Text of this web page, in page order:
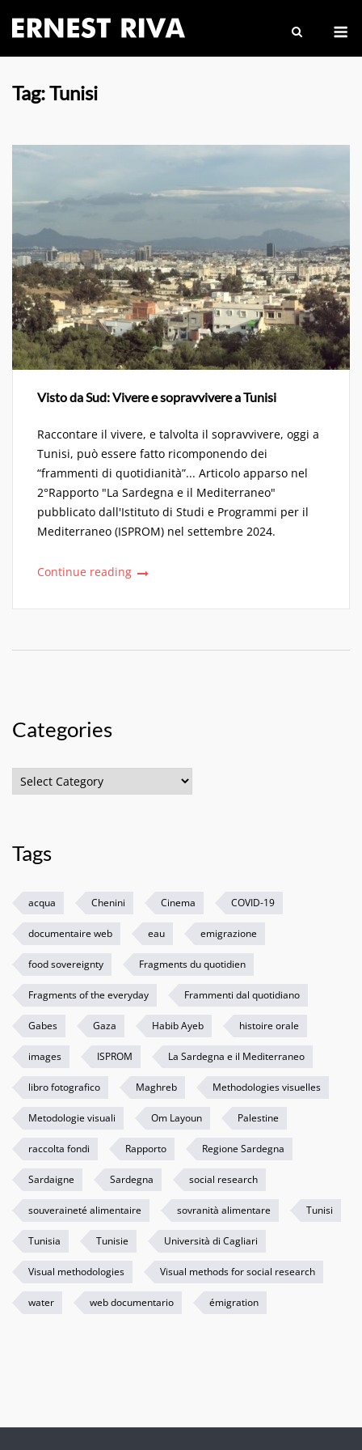
Tag:Tunisi
Visto da Sud: Vivere e sopravvivere a Tunisi
Raccontare il vivere, e talvolta il sopravvivere, oggi a
Tunisi, può essere fatto ricomponendo dei
“frammenti di quotidianità”... Articolo apparso nel
2°Rapporto "La Sardegna e il Mediterraneo"
pubblicato dall'Istituto di Studi e Programmi per il
Mediterraneo (ISPROM) nel settembre 2024.
Continue reading
Categories
Categories
Tags
acqua Chenini Cinema COVID-19
documentaire web eau emigrazione
food sovereignty Fragments du quotidien
Fragments of the everyday Frammenti dal quotidiano
Gabes Gaza Habib Ayeb histoire orale
images ISPROM La Sardegna e il Mediterraneo
libro fotografico Maghreb Methodologies visuelles
Metodologie visuali Om Layoun Palestine
raccolta fondi Rapporto Regione Sardegna
Sardaigne Sardegna social research
souveraineté alimentaire sovranità alimentare Tunisi
Tunisia Tunisie Università di Cagliari
Visual methodologies Visual methods for social research
water web documentario émigration